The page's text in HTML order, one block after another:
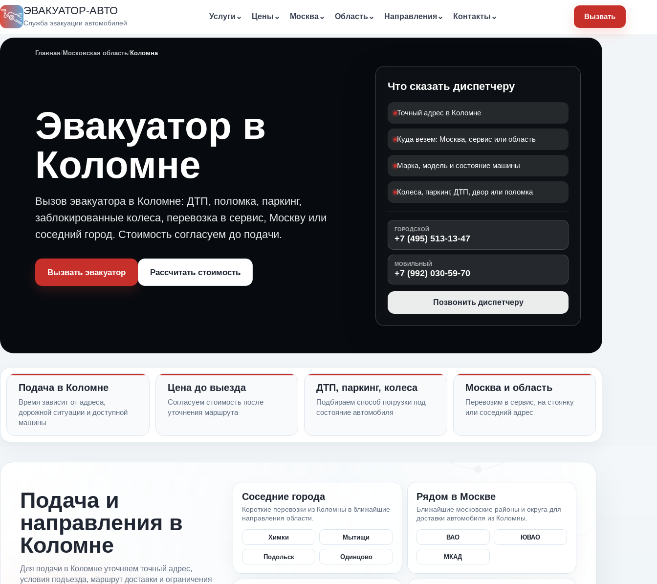
ЭВАКУАТОР-АВТО
Служба эвакуации автомобилей
Услуги ⌄ Цены ⌄ Москва⌄ Область ⌄ Направления⌄ Контакты ⌄ Вызвать
Главная Московская область Коломна
Эвакуатор в
Коломне
Вызов эвакуатора в Коломне: ДТП, поломка, паркинг,
заблокированные колеса, перевозка в сервис, Москву или
соседний город. Стоимость согласуем до подачи.
Вызвать эвакуатор Рассчитать стоимость
Что сказать диспетчеру
Точный адрес в Коломне
Куда везем: Москва, сервис или область
Марка, модель и состояние машины
Колеса, паркинг, ДТП, двор или поломка
ГОРОДСКОЙ
+7 (495) 513-13-47
МОБИЛЬНЫЙ
+7 (992) 030-59-70
Позвонить диспетчеру
Подача в Коломне
Время зависит от адреса,
дорожной ситуации и доступной
машины
Цена до выезда
Согласуем стоимость после
уточнения маршрута
ДТП, паркинг, колеса
Подбираем способ погрузки под
состояние автомобиля
Москва и область
Перевозим в сервис, на стоянку
или соседний адрес
Подача и
направления в
Коломне
Для подачи в Коломне уточняем точный адрес,
условия подъезда, маршрут доставки и ограничения
Соседние города
Короткие перевозки из Коломны в ближайшие
направления области.
Химки Мытищи
Подольск Одинцово
Рядом в Москве
Ближайшие московские районы и округа для
доставки автомобиля из Коломны.
ВАО ЮВАО
МКАД